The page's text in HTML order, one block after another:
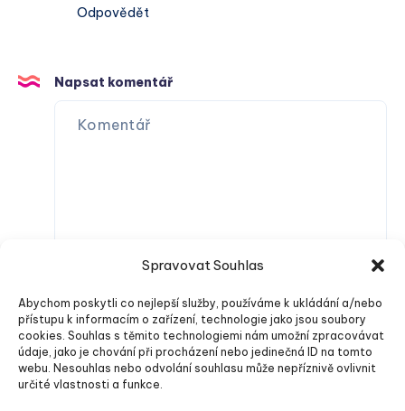
Spravovat Souhlas
Abychom poskytli co nejlepší služby, používáme k ukládání a/nebo
přístupu k informacím o zařízení, technologie jako jsou soubory
cookies. Souhlas s těmito technologiemi nám umožní zpracovávat
údaje, jako je chování při procházení nebo jedinečná ID na tomto
webu. Nesouhlas nebo odvolání souhlasu může nepříznivě ovlivnit
určité vlastnosti a funkce.
Odpovědět
Napsat komentář